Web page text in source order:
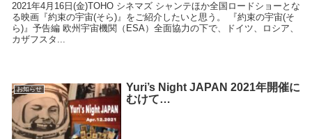
2021年4月16日(金)TOHO シネマズ シャンテほか全国ロードショーとな
る映画『約束の宇宙(そら)』をご紹介したいと思う。 『約束の宇宙(そ
ら)』予告編 欧州宇宙機関（ESA）全面協力の下で、ドイツ、ロシア、
カザフスタ...
お知らせ
Yuri’s Night JAPAN 2021年開催に
むけて…